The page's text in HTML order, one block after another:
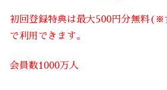
初回登録特典は最大500円分無料(※
で利用できます。
会員数1000万人